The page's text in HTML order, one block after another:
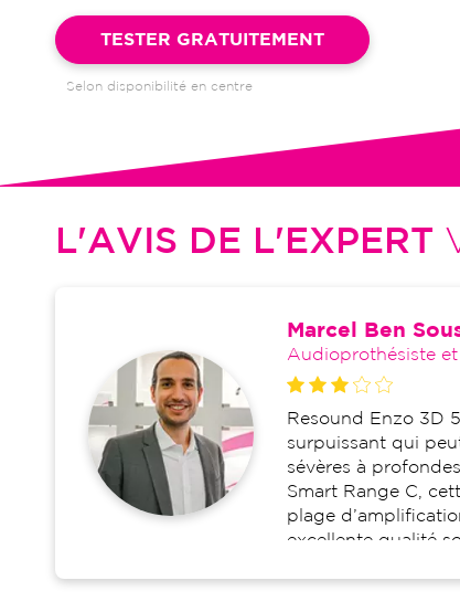
TESTER GRATUITEMENT
Selon disponibilité en centre
L'AVIS DE L'EXPERT
Marcel Ben
Audioprothésiste
Resound Enzo 3D
surpuissant qui
sévères à
Smart Range C,
plage
excellente qualité